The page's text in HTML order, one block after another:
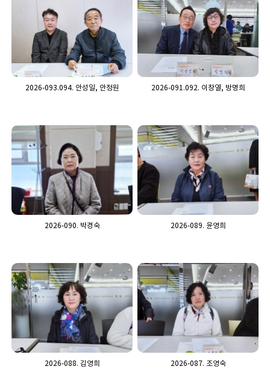
2026-093.094. 안성일, 안정원 2026-091.092. 이창열, 방명희
2026-090. 박경숙 2026-089. 윤영희
2026-088. 김영희 2026-087. 조영숙